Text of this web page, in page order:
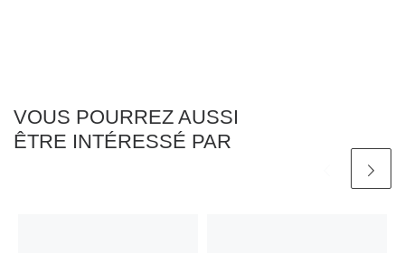
VOUS POURREZ AUSSI
ÊTRE INTÉRESSÉ PAR